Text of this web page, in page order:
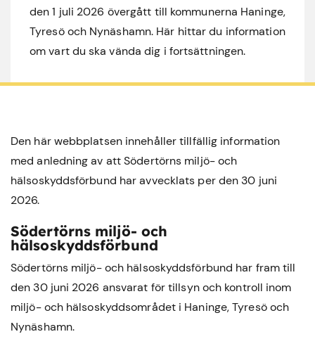
den 1 juli 2026 övergått till kommunerna Haninge,
Tyresö och Nynäshamn. Här hittar du information
om vart du ska vända dig i fortsättningen.
Den här webbplatsen innehåller tillfällig information
med anledning av att Södertörns miljö- och
hälsoskyddsförbund har avvecklats per den 30 juni
2026.
Södertörns miljö- och
hälsoskyddsförbund
Södertörns miljö- och hälsoskyddsförbund har fram till
den 30 juni 2026 ansvarat för tillsyn och kontroll inom
miljö- och hälsoskyddsområdet i Haninge,Tyresöoch
Nynäshamn.